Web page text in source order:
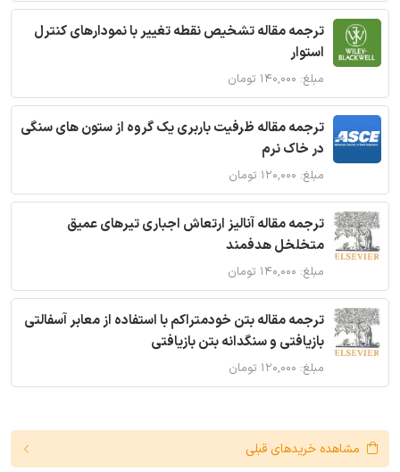
ترجمه مقاله تشخیص نقطه تغییر با نمودارهای کنترل
استوار
مبلغ: ۱۴۰,۰۰۰ تومان
ترجمه مقاله ظرفیت باربری یک گروه از ستون های سنگی
در خاک نرم
مبلغ: ۱۲۰,۰۰۰ تومان
ترجمه مقاله آنالیز ارتعاش اجباری تیرهای عمیق
متخلخل هدفمند
مبلغ: ۱۴۰,۰۰۰ تومان
ترجمه مقاله بتن خودمتراکم با استفاده از معابر آسفالتی
بازیافتی و سنگدانه بتن بازیافتی
مبلغ: ۱۲۰,۰۰۰ تومان
مشاهده خریدهای قبلی